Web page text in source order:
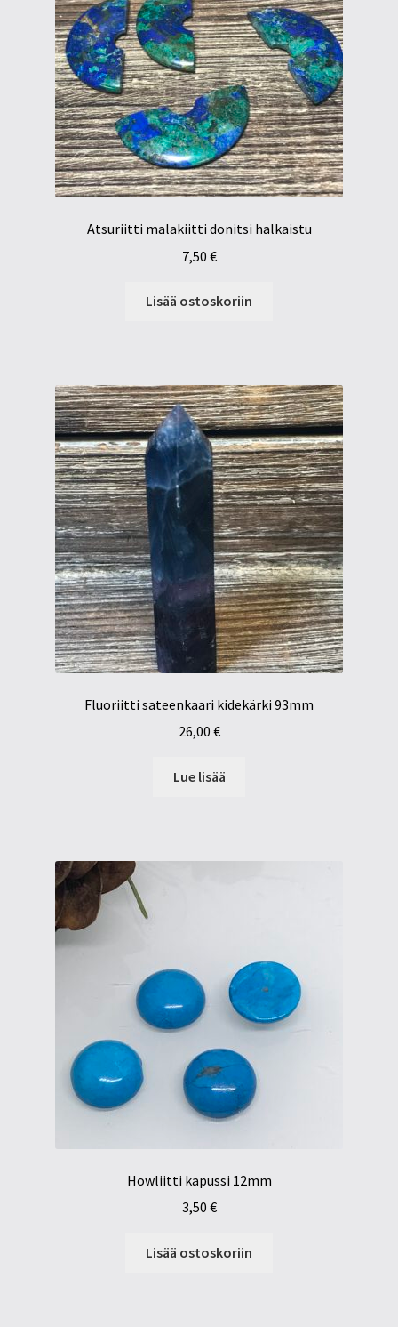
Atsuriitti malakiitti donitsi halkaistu
7,50 €
Lisää ostoskoriin
Fluoriitti sateenkaari kidekärki 93mm
26,00 €
Lue lisää
Howliitti kapussi 12mm
3,50 €
Lisää ostoskoriin